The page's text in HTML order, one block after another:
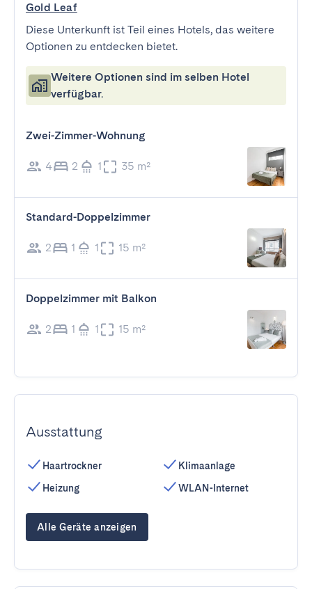
Gold Leaf
Diese Unterkunft ist Teil eines Hotels, das weitere
Optionen zu entdecken bietet.
Weitere Optionen sind im selben Hotel
verfügbar.
Zwei-Zimmer-Wohnung
4 2 1 35 m²
Standard-Doppelzimmer
2 1 1 15 m²
Doppelzimmer mit Balkon
2 1 1 15 m²
Ausstattung
Haartrockner
Heizung
Klimaanlage
WLAN-Internet
Alle Geräte anzeigen